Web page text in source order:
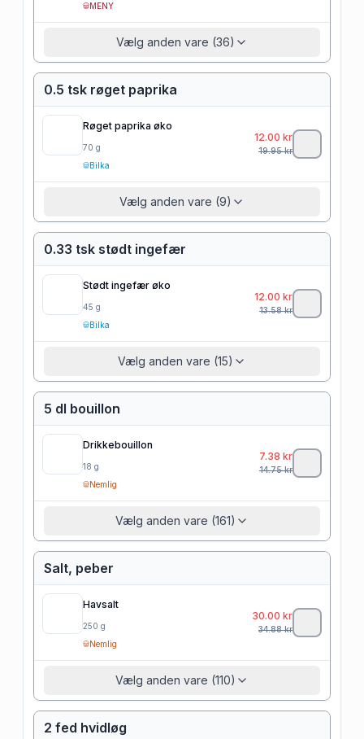
MENY
Vælg anden vare (36)
0.5 tsk røget paprika
Røget paprika øko
70 g
Bilka
12.00 kr
19.95kr
Vælg anden vare (9)
0.33 tsk stødt ingefær
Stødt ingefær øko
45 g
Bilka
12.00 kr
13.58kr
Vælg anden vare (15)
5 dl bouillon
Drikkebouillon
18 g
Nemlig
7.38 kr
14.75kr
Vælg anden vare (161)
Salt, peber
Havsalt
250 g
Nemlig
30.00 kr
34.88kr
Vælg anden vare (110)
2 fed hvidløg